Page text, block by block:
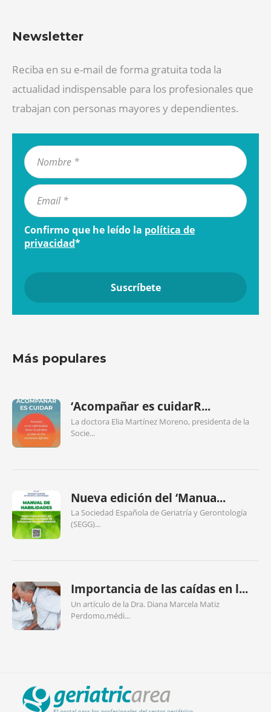
Newsletter
Reciba en su e-mail de forma gratuita toda la
actualidad indispensable para los profesionales que
trabajan con personas mayores y dependientes.
Confirmo que he leído la política de
privacidad*
Más populares
‘Acompañar es cuidarR...
La doctora Elia Martínez Moreno, presidenta de la
Socie...
Nueva edición del ‘Manua...
La Sociedad Española de Geriatría y Gerontología
(SEGG)...
Importancia de las caídas en l...
Un artículo de la Dra. Diana Marcela Matiz
Perdomo,médi...